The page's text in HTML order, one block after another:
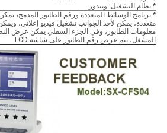
* نظام التشغيل: ويندوز
* برنامج الوسائط المتعددة ورقم الطابور المدمج،
متعددة، يمكن لأحد الجوانب تشغيل فيديو إعلاني،
معلومات الطابور، وفي الجزء السفلي يمكن عرض
المشغل، يتم عرض رقم الطابور على شاشة LCD